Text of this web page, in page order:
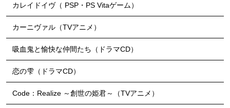
カレイドイヴ（ PSP・PS Vitaゲーム）
カーニヴァル（TVアニメ）
吸血鬼と愉快な仲間たち（ドラマCD）
恋の雫（ドラマCD）
Code：Realize ～創世の姫君～（TVアニメ）